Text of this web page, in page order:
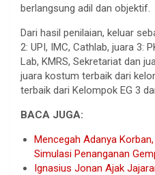
berlangsung adil dan objektif.
Dari hasil penilaian, keluar
2: UPI, IMC, Cathlab, juara 3:
Lab, KMRS, Sekretariat dan
juara kostum terbaik dari
terbaik dari Kelompok EG 3
BACA JUGA:
Mencegah Adanya
Simulasi Penanganan
Ignasius Jonan Ajak